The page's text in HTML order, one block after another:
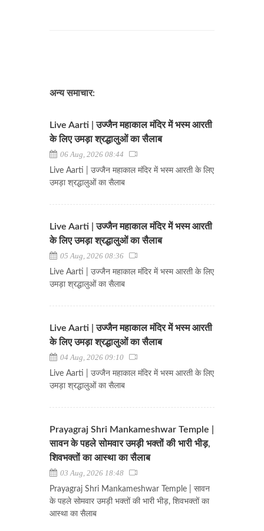
अन्य समाचार:
Live Aarti | उज्जैन महाकाल मंदिर में भस्म आरती
के लिए उमड़ा श्रद्धालुओं का सैलाब
06 Aug, 2026 08:44
Live Aarti | उज्जैन महाकाल मंदिर में भस्म आरती के लिए
उमड़ा श्रद्धालुओं का सैलाब
Live Aarti | उज्जैन महाकाल मंदिर में भस्म आरती
के लिए उमड़ा श्रद्धालुओं का सैलाब
05 Aug, 2026 08:36
Live Aarti | उज्जैन महाकाल मंदिर में भस्म आरती के लिए
उमड़ा श्रद्धालुओं का सैलाब
Live Aarti | उज्जैन महाकाल मंदिर में भस्म आरती
के लिए उमड़ा श्रद्धालुओं का सैलाब
04 Aug, 2026 09:10
Live Aarti | उज्जैन महाकाल मंदिर में भस्म आरती के लिए
उमड़ा श्रद्धालुओं का सैलाब
Prayagraj Shri Mankameshwar Temple |
सावन के पहले सोमवार उमड़ी भक्तों की भारी भीड़,
शिवभक्तों का आस्था का सैलाब
03 Aug, 2026 18:48
Prayagraj Shri Mankameshwar Temple | सावन
के पहले सोमवार उमड़ी भक्तों की भारी भीड़, शिवभक्तों का
आस्था का सैलाब